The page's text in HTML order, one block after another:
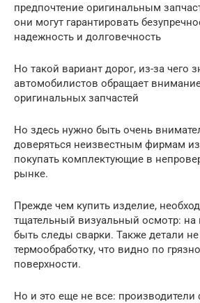
предпочтение оригинальным
они могут гарантировать
надежность и долговечность
Но такой вариант дорог, из-за чего
автомобилистов обращает
оригинальных запчастей
Но здесь нужно быть очень
доверяться неизвестным фирмам
покупать комплектующие в
рынке.
Прежде чем купить изделие,
тщательный визуальный осмотр:
быть следы сварки. Также детали
термообработку, что видно по
поверхности.
Но и это еще не все: